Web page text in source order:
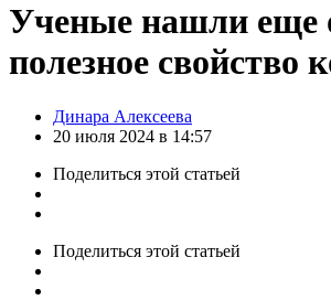
Ученые нашли еще
полезное свойство
Posted
by
Динара Алексеева
20 июля 2024 в 14:57
Поделиться этой статьей
Поделиться этой статьей